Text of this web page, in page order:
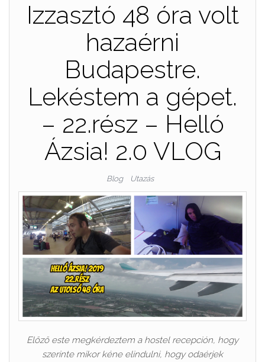
Izzasztó 48 óra volt
hazaérni
Budapestre.
Lekéstem a gépet.
– 22.rész – Helló
Ázsia! 2.0 VLOG
Blog Utazás
Előző este megkérdeztem a hostel recepción, hogy
szerinte mikor kéne elindulni, hogy odaérjek